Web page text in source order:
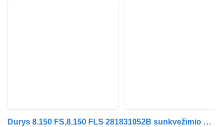
Durys 8.150 FS,8.150 FLS 281831052B sunkvežimio MAN G 90